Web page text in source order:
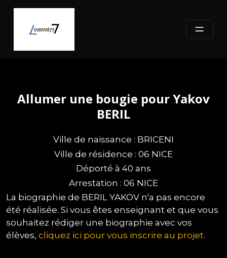
content
Allumer une bougie pour Yakov
BERIL
Ville de naissance : BRICENI
Ville de résidence : 06 NICE
Déporté à 40 ans
Arrestation : 06 NICE
La biographie de BERIL YAKOV n'a pas encore
été réalisée. Si vous êtes enseignant et que vous
souhaitez rédiger une biographie avec vos
élèves, cliquez ici pour vous inscrire au projet.